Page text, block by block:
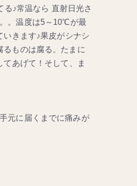
♪常温なら 直射日光さ
。温度は5～10℃が最
きます♪果皮がシナシ
るものは腐る。たまに
あげて！そして、ま
元に届くまでに痛みが